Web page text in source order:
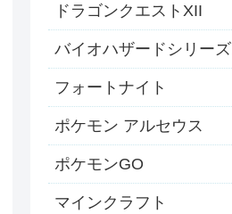
ドラゴンクエストXII
バイオハザードシリーズ
フォートナイト
ポケモン アルセウス
ポケモンGO
マインクラフト